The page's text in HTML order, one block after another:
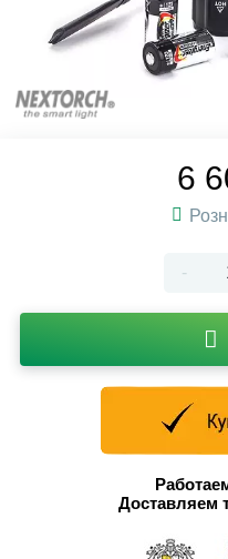
6
-
Доставляем